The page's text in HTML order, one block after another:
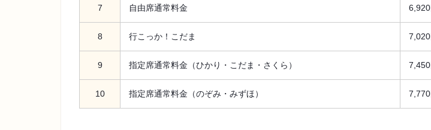
7 自由席通常料金 6,920
8 行こっか！こだま 7,020
9 指定席通常料金（ひかり・こだま・さくら） 7,450
10 指定席通常料金（のぞみ・みずほ） 7,770